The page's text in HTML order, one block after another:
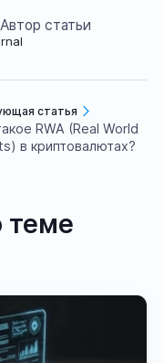
Автор статьи
статья
RWA (Real World
в криптовалютах?
теме